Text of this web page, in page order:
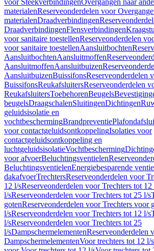
voor SteekverbindingenOvergangen naar
materialenReserveonderdelen voor
materialenDraadverbindingen
DraadverbindingenFlensverbindingen
voor sanitaire toestellenReserveonderdelen
voor sanitaire toestellenAansluitbochten
AansluitbochtenAansluitmoffen
AansluitmoffenAansluitbuizen
AansluitbuizenBuissifonsReserveonderdelen
BuissifonsReukafsluitersReserveonderdelen
ReukafsluitersToebehorenBeugels
beugelsDraagschalenSluitingenDichtingen
geluidsisolatie en
vochtbeschermingBrandpreventie
voor contactgeluidsontkoppelingIsolaties voor
contactgeluidsontkoppeling en
luchtgeluidsisolatieVochtbescherming
voor afvoerBeluchtingsventielen
BeluchtingsventielenEnergiebesparende
dakafvoerTrechtersReserveonderdelen voor
12 l/sReserveonderdelen voor Trechters tot 12
l/sReserveonderdelen voor Trechters tot 25 l/s
gotenReserveonderdelen voor Trechters voor
l/sReserveonderdelen voor Trechters tot 12 l/s
l/sReserveonderdelen voor Trechters tot 25
l/sDampschermelementenReserveonderdelen
DampschermelementenVoor trechters tot 12 l/s